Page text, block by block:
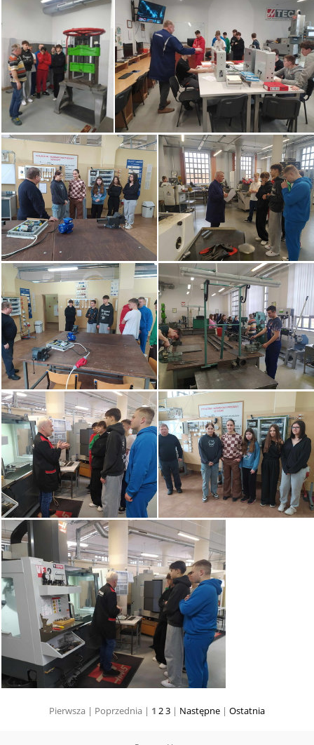
Pierwsza | Poprzednia | 1 23 | Następne | Ostatnia